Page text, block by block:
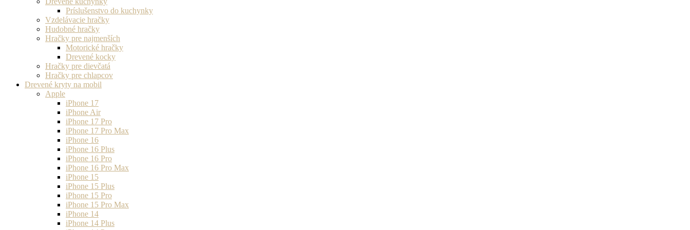
Príslušenstvo do kuchynky
Vzdelávacie hračky
Hudobné hračky
Hračky pre najmenších
Motorické hračky
Drevené kocky
Hračky pre dievčatá
Hračky pre chlapcov
Drevené kryty na mobil
Apple
iPhone 17
iPhone Air
iPhone 17 Pro
iPhone 17 Pro Max
iPhone 16
iPhone 16 Plus
iPhone 16 Pro
iPhone 16 Pro Max
iPhone 15
iPhone 15 Plus
iPhone 15 Pro
iPhone 15 Pro Max
iPhone 14
iPhone 14 Plus